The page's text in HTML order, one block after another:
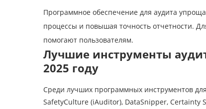
Программное обеспечение для аудита
процессы и повышая точность отчетности.
помогают пользователям.
Лучшие инструменты
2025 году
Среди лучших программных инструментов
SafetyCulture (iAuditor), DataSnipper,